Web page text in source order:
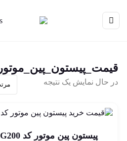
قیمت_پیستون_پین_موتور
در حال نمایش یک نتیجه